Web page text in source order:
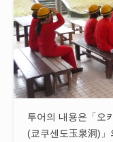
투어의 내용은「오
(쿄쿠센도玉泉洞)」